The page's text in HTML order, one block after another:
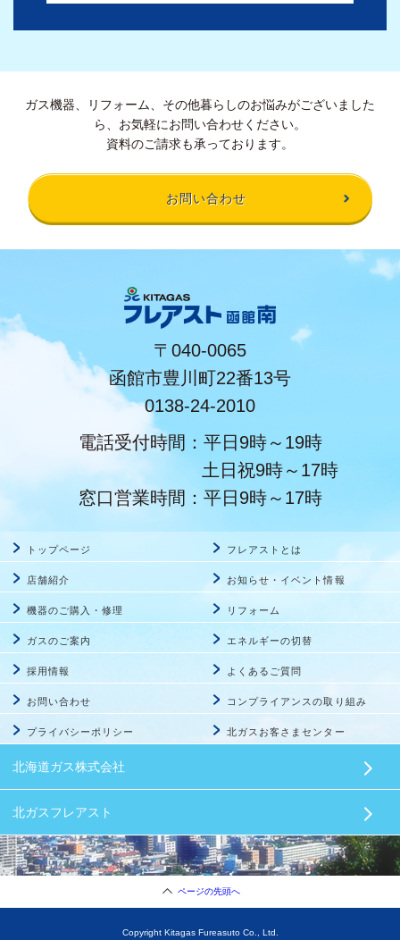
ガス機器、リフォーム、その他暮らしのお悩みがございました
ら、お気軽にお問い合わせください。
資料のご請求も承っております。
お問い合わせ
〒040-0065
函館市豊川町22番13号
0138-24-2010
電話受付時間：平日9時～19時
土日祝9時～17時
窓口営業時間：平日9時～17時
トップページ フレアストとは
店舗紹介 お知らせ・イベント情報
機器のご購入・修理 リフォーム
ガスのご案内 エネルギーの切替
採用情報 よくあるご質問
お問い合わせ コンプライアンスの取り組み
プライバシーポリシー 北ガスお客さまセンター
北海道ガス株式会社
北ガスフレアスト
ページの先頭へ
Copyright Kitagas Fureasuto Co., Ltd.